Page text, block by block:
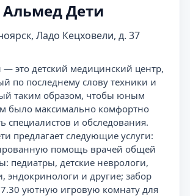
Альмед Дети
Ладо Кецховели, д. 37
это детский медицинский центр,
по последнему слову техники и
таким образом, чтобы юным
было максимально комфортно
специалистов и обследования.
предлагает следующие услуги:
помощь врачей общей
педиатры, детские неврологи,
эндокринологи и другие; забор
уютную игровую комнату для